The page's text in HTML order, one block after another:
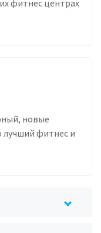
фитнес центрах
новые
лучший фитнес и